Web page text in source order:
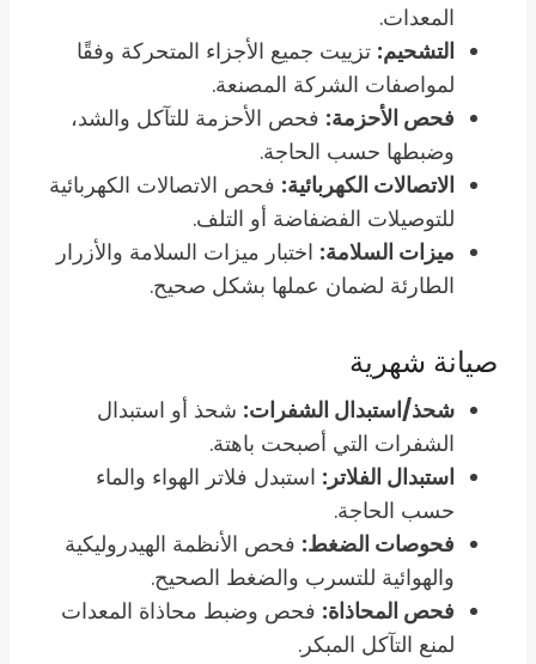
المعدات.
التشحيم: تزييت جميع الأجزاء المتحركة وفقًا
لمواصفات الشركة المصنعة.
فحص الأحزمة: فحص الأحزمة للتآكل والشد،
وضبطها حسب الحاجة.
الاتصالات الكهربائية: فحص الاتصالات الكهربائية
للتوصيلات الفضفاضة أو التلف.
ميزات السلامة: اختبار ميزات السلامة والأزرار
الطارئة لضمان عملها بشكل صحيح.
صيانة شهرية
شحذ/استبدال الشفرات: شحذ أو استبدال
الشفرات التي أصبحت باهتة.
استبدال الفلاتر: استبدل فلاتر الهواء والماء
حسب الحاجة.
فحوصات الضغط: فحص الأنظمة الهيدروليكية
والهوائية للتسرب والضغط الصحيح.
فحص المحاذاة: فحص وضبط محاذاة المعدات
لمنع التآكل المبكر.